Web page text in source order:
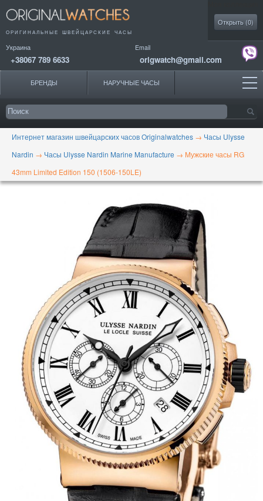
ОРИГИНАЛЬНЫЕ ШВЕЙЦАРСКИЕ ЧАСЫ
Украина
+38067 789 6633
Email
origwatch@gmail.com
Открыть (0)
БРЕНДЫ НАРУЧНЫЕ ЧАСЫ
Интернет магазин швейцарских часов Originalwatches → Часы Ulysse
Nardin → Часы Ulysse Nardin Marine Manufacture → Мужские часы RG
43mm Limited Edition 150 (1506-150LE)